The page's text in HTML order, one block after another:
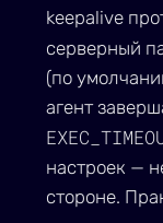
keepalive
серверный
(по
агент
настроек —
стороне.